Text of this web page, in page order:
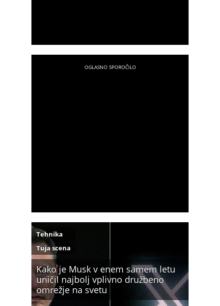
Kako je Musk v enem samem letu
uničil najbolj vplivno družbeno
omrežje na svetu
Tehnika
Tuja scena